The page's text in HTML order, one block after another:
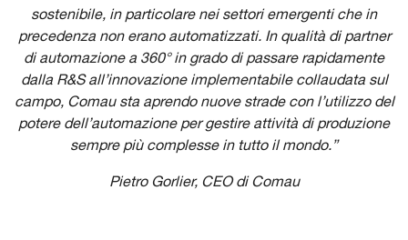
sostenibile, in particolare nei settori emergenti che in
precedenza non erano automatizzati. In qualità di partner
di automazione a 360° in grado di passare rapidamente
dalla R&S all’innovazione implementabile collaudata sul
campo, Comau sta aprendo nuove strade con l’utilizzo del
potere dell’automazione per gestire attività di produzione
sempre più complesse in tutto il mondo.”
Pietro Gorlier, CEO di Comau